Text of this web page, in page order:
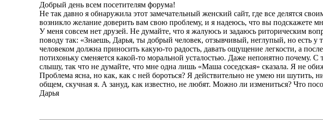
Добрый день всем посетителям форума!
Не так давно я обнаружила этот замечательный женский сайт, где все делятся
возникло желание доверить вам свою проблему, и я надеюсь, что вы подскажете
У меня совсем нет друзей. Не думайте, что я жалуюсь и задаюсь риторическим
поводу так: «Знаешь, Дарья, ты добрый человек, отзывчивый, неглупый, но есть
человеком должна приносить какую-то радость, давать ощущение легкости, а
потихоньку сменяется какой-то моральной усталостью. Даже непонятно почему.
слышу, так что не думайте, что мне одна лишь «Маша соседская» сказала. Я не
Проблема ясна, но как, как с ней бороться? Я действительно не умею ни шутить,
общем, скучная я. А зануд, как известно, не любят. Можно ли измениться? Что
Дарья